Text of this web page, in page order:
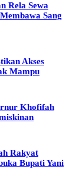
Rela Sewa
Sang
Akses
Mampu
Khofifah
Rakyat
Bupati Yani